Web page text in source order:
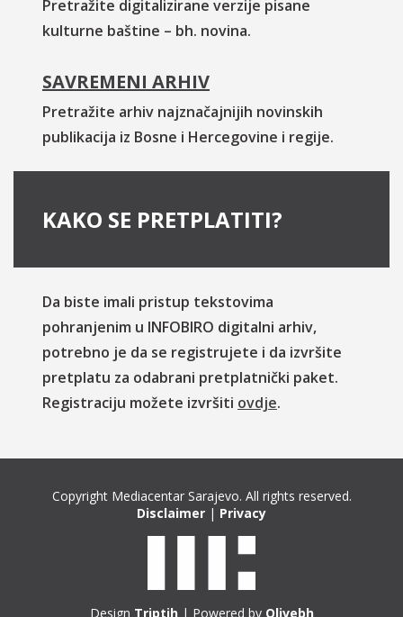
Pretražite digitalizirane verzije pisane
kulturne baštine – bh. novina.
SAVREMENI ARHIV
Pretražite arhiv najznačajnijih novinskih
publikacija iz Bosne i Hercegovine i regije.
KAKO SE PRETPLATITI?
Da biste imali pristup tekstovima
pohranjenim u INFOBIRO digitalni arhiv,
potrebno je da se registrujete i da izvršite
pretplatu za odabrani pretplatnički paket.
Registraciju možete izvršiti ovdje.
Copyright Mediacentar Sarajevo. All rights reserved.
Disclaimer | Privacy
Design Triptih| Powered by Olivebh